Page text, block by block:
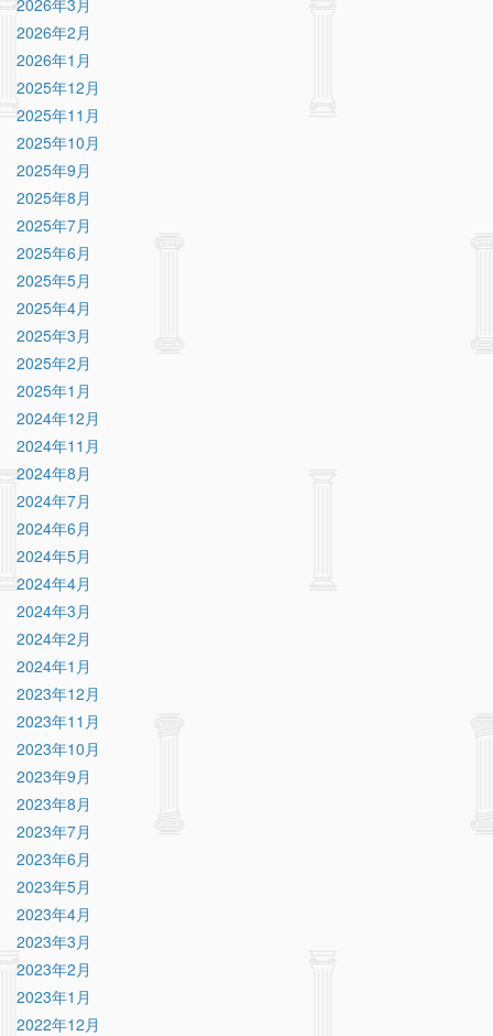
2026年3月
2026年2月
2026年1月
2025年12月
2025年11月
2025年10月
2025年9月
2025年8月
2025年7月
2025年6月
2025年5月
2025年4月
2025年3月
2025年2月
2025年1月
2024年12月
2024年11月
2024年8月
2024年7月
2024年6月
2024年5月
2024年4月
2024年3月
2024年2月
2024年1月
2023年12月
2023年11月
2023年10月
2023年9月
2023年8月
2023年7月
2023年6月
2023年5月
2023年4月
2023年3月
2023年2月
2023年1月
2022年12月